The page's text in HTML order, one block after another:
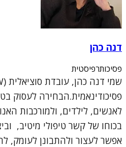
דנה כהן
פסיכותרפיסטית
פסיכודינאמית.הבחירה לעסוק
לאנשים, לילדים, ולמורכבות
בכוחו של קשר טיפולי מיטיב,
אפשר לעצור ולהתבונן לעומק,